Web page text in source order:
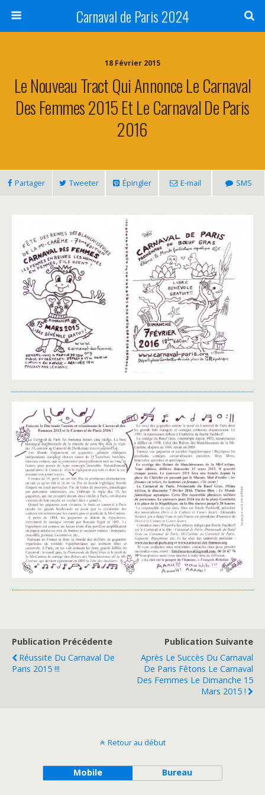
Carnaval de Paris 2024
18 Février 2015
Le Nouveau Tract Qui Annonce Le Carnaval
Des Femmes 2015 Et Le Carnaval De Paris
2016
Partager Tweeter Épingler E-mail SMS
Publication Précédente
Réussite Du Carnaval De
Paris 2015 !!!
Publication Suivante
Après Le Succès Du Carnaval
De Paris Fêtons Le Carnaval
Des Femmes Le Dimanche 15
Mars 2015 !
Retour au début
Mobile Bureau